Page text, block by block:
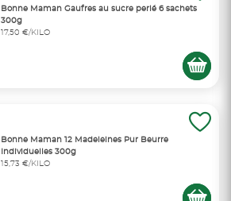
Bonne Maman Gaufres au sucre perlé 6 sachets
300g
17,50 €/KILO
Bonne Maman 12 Madeleines Pur Beurre
Individuelles 300g
15,73 €/KILO